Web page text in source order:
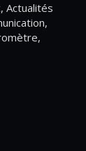
Actualités